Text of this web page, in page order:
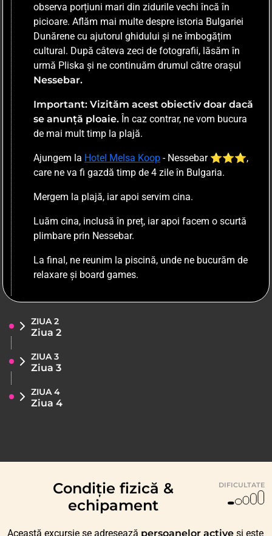
observa porțiuni mari din zidurile vechi încă în
picioare. Aflăm mai multe despre istoria Bulgariei
Dunărene cu ajutorul ghidului și ne îmbogățim
cultural. După câteva zeci de fotografii, lăsăm în
urmă Pliska și ne continuăm drumul către orașul
Nessebar.
Important: Vizităm acest obiectiv doar dacă
se anunță ploaie. În caz contrar, ne vom bucura
de mai mult timp la plajă.
Ajungem la Hotel Melsa Koop - Nessebar ⭐⭐⭐,
care ne va fi gazdă timp de 4 zile în Bulgaria.
Mergem la plajă, iar apoi servim cina.
Luăm cina, inclusă în preț, iar apoi facem o scurtă
plimbare prin Nessebar.
La final, ne reunim la piscină, unde ne bucurăm de
relaxare și board games.
ZIUA 2
Ziua 2
ZIUA 3
Ziua 3
ZIUA 4
Ziua 4
Condiție fizică &
echipament
DIFICULTATE
Această excursie se adresează persoanelor active și este